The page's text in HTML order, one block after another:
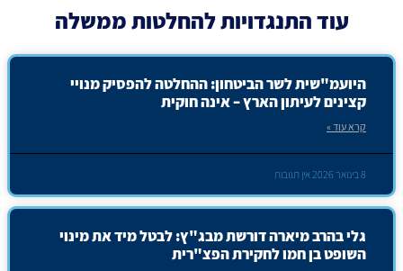
עודהתנגדויות להחלטות ממשלה
היועמ"שית לשר הביטחון: ההחלטה להפסיק מנויי
קצינים לעיתון הארץ – אינה חוקית
קרא עוד »
8 בינואר 2026 אין תגובות
גלי בהרב מיארה דורשת מבג"ץ: לבטל מיד את מינוי
השופט בן חמו לחקירת הפצ"רית